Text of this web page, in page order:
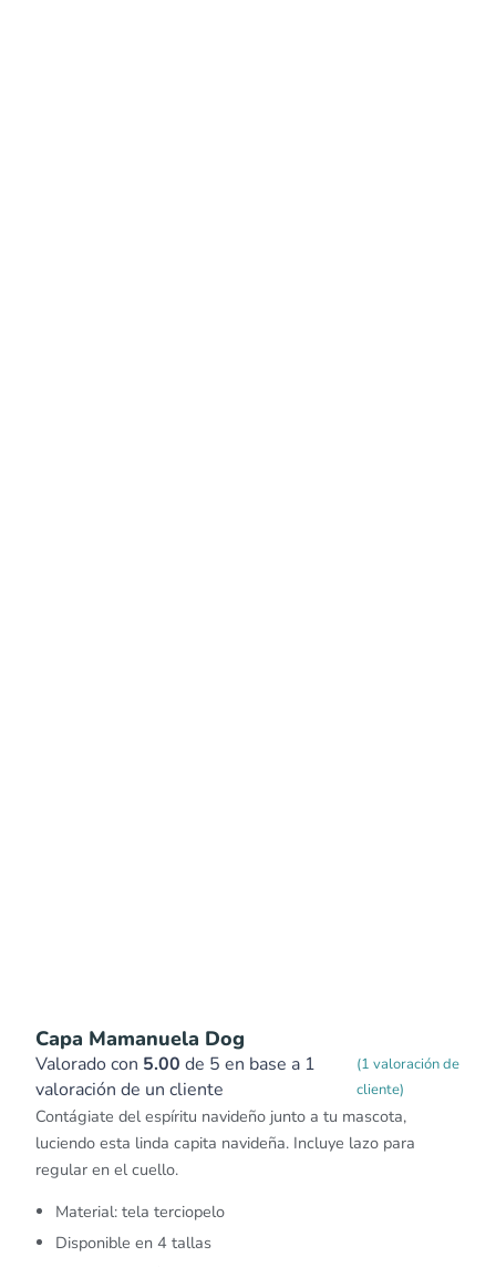
Capa Mamanuela Dog
Valorado con 5.00 de 5 en base a 1
valoración de un cliente
(1 valoración de
cliente)
Contágiate del espíritu navideño junto a tu mascota,
luciendo esta linda capita navideña. Incluye lazo para
regular en el cuello.
Material: tela terciopelo
Disponible en 4 tallas